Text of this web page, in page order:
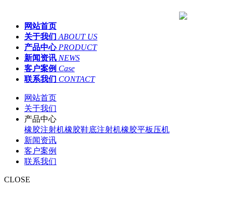
网站首页
关于我们 ABOUT US
产品中心 PRODUCT
新闻资讯 NEWS
客户案例 Case
联系我们 CONTACT
网站首页
关于我们
产品中心
橡胶注射机橡胶鞋底注射机橡胶平板压机
新闻资讯
客户案例
联系我们
CLOSE